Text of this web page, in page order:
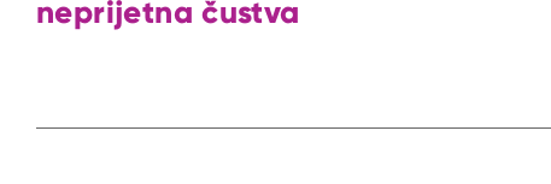
neprijetna čustva